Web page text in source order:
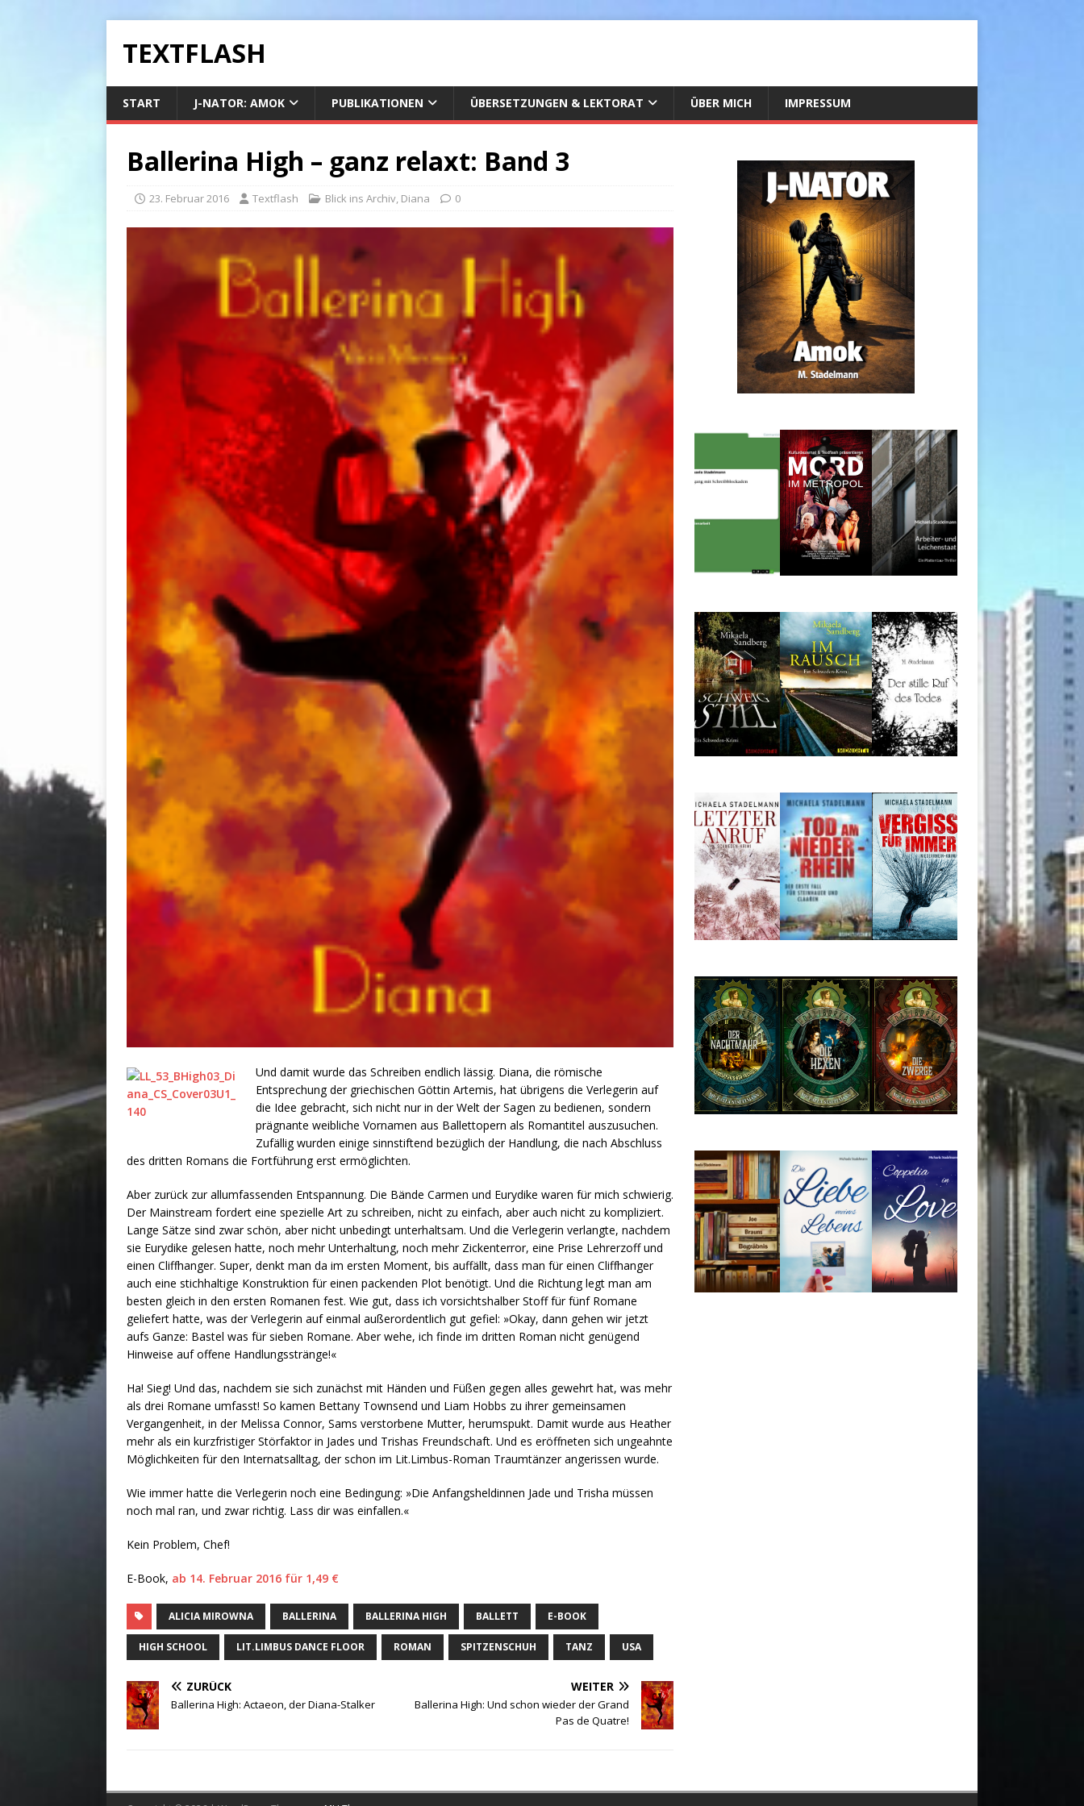
TEXTFLASH
START J-NATOR: AMOK PUBLIKATIONEN ÜBERSETZUNGEN & LEKTORAT ÜBER MICH IMPRESSUM
Ballerina High – ganz relaxt: Band 3
23. Februar 2016 Textflash Blick ins Archiv, Diana 0
Und damit wurde das Schreiben endlich lässig. Diana, die römische
Entsprechung der griechischen Göttin Artemis, hat übrigens die Verlegerin auf
die Idee gebracht, sich nicht nur in der Welt der Sagen zu bedienen, sondern
prägnante weibliche Vornamen aus Ballettopern als Romantitel auszusuchen.
Zufällig wurden einige sinnstiftend bezüglich der Handlung, die nach Abschluss
des dritten Romans die Fortführung erst ermöglichten.
Aber zurück zur allumfassenden Entspannung. Die Bände Carmen und Eurydike waren für mich schwierig.
Der Mainstream fordert eine spezielle Art zu schreiben, nicht zu einfach, aber auch nicht zu kompliziert.
Lange Sätze sind zwar schön, aber nicht unbedingt unterhaltsam. Und die Verlegerin verlangte, nachdem
sie Eurydike gelesen hatte, noch mehr Unterhaltung, noch mehr Zickenterror, eine Prise Lehrerzoff und
einen Cliffhanger. Super, denkt man da im ersten Moment, bis auffällt, dass man für einen Cliffhanger
auch eine stichhaltige Konstruktion für einen packenden Plot benötigt. Und die Richtung legt man am
besten gleich in den ersten Romanen fest. Wie gut, dass ich vorsichtshalber Stoff für fünf Romane
geliefert hatte, was der Verlegerin auf einmal außerordentlich gut gefiel: »Okay, dann gehen wir jetzt
aufs Ganze: Bastel was für sieben Romane. Aber wehe, ich finde im dritten Roman nicht genügend
Hinweise auf offene Handlungsstränge!«
Ha! Sieg! Und das, nachdem sie sich zunächst mit Händen und Füßen gegen alles gewehrt hat, was mehr
als drei Romane umfasst! So kamen Bettany Townsend und Liam Hobbs zu ihrer gemeinsamen
Vergangenheit, in der Melissa Connor, Sams verstorbene Mutter, herumspukt. Damit wurde aus Heather
mehr als ein kurzfristiger Störfaktor in Jades und Trishas Freundschaft. Und es eröffneten sich ungeahnte
Möglichkeiten für den Internatsalltag, der schon im Lit.Limbus-Roman Traumtänzer angerissen wurde.
Wie immer hatte die Verlegerin noch eine Bedingung: »Die Anfangsheldinnen Jade und Trisha müssen
noch mal ran, und zwar richtig. Lass dir was einfallen.«
Kein Problem, Chef!
E-Book, ab 14. Februar 2016 für 1,49 €
ALICIA MIROWNA BALLERINA BALLERINA HIGH BALLETT E-BOOK
HIGH SCHOOL LIT.LIMBUS DANCE FLOOR ROMAN SPITZENSCHUH TANZ USA
ZURÜCK
Ballerina High: Actaeon, der Diana-Stalker
WEITER
Ballerina High: Und schon wieder der Grand
Pas de Quatre!